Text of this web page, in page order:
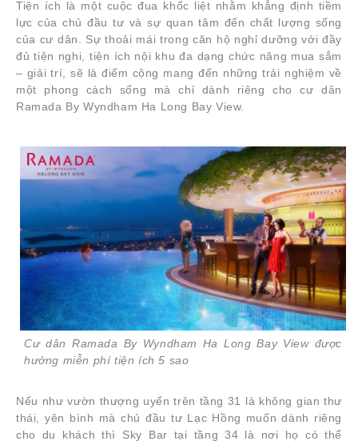
Tiện ích là một cuộc đua khốc liệt nhằm khẳng định tiềm
lực của chủ đầu tư và sự quan tâm đến chất lượng sống
của cư dân. Sự thoải mái trong căn hộ nghỉ dưỡng với đầy
đủ tiện nghi, tiện ích nội khu đa dạng chức năng mua sắm
– giải trí, sẽ là điểm cộng mang đến những trải nghiệm về
một phong cách sống mà chỉ dành riêng cho cư dân
Ramada By Wyndham Ha Long Bay View.
Cư dân Ramada By Wyndham Ha Long Bay View được
hưởng miễn phí tiện ích 5 sao
Nếu như vườn thượng uyển trên tầng 31 là không gian thư
thái, yên bình mà chủ đầu tư Lạc Hồng muốn dành riêng
cho du khách thì Sky Bar tại tầng 34 là nơi họ có thể